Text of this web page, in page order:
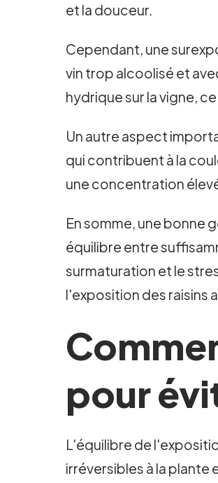
et la douceur.
Cependant, une
vin trop alcoolisé et
hydrique sur la vigne,
Un autre aspect
qui contribuent à la
une concentration
En somme, une bonne
équilibre entre
surmaturation et le
l'exposition des raisins
pour
L'équilibre de
irréversibles à la plante